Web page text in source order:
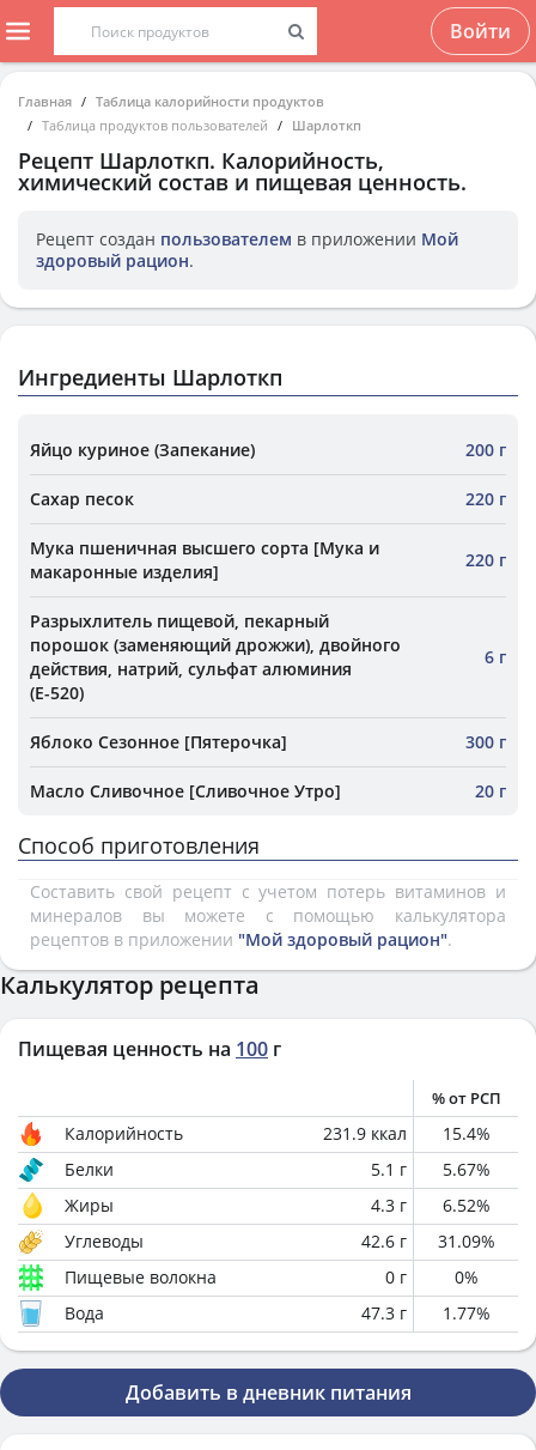
Войти
Главная
Таблица калорийности продуктов
Таблица продуктов пользователей
Шарлоткп
Рецепт Шарлоткп. Калорийность,
химический состав и пищевая ценность.
Рецепт создан пользователем в приложении Мой
здоровый рацион.
Ингредиенты Шарлоткп
Яйцо куриное (Запекание) 200 г
Сахар песок 220 г
Мука пшеничная высшего сорта [Мука и
макаронные изделия]
220 г
Разрыхлитель пищевой, пекарный
порошок (заменяющий дрожжи), двойного
действия, натрий, сульфат алюминия
(Е-520)
6 г
Яблоко Сезонное [Пятерочка] 300 г
Масло Сливочное [Сливочное Утро] 20 г
Способ приготовления
Составить свой рецепт с учетом потерь витаминов и
минералов вы можете с помощью калькулятора
рецептов в приложении "Мой здоровый рацион".
Калькулятор рецепта
Пищевая ценность на 100 г
% от РСП
Калорийность 231.9 ккал 15.4%
Белки
5.1 г 5.67%
Жиры
4.3 г 6.52%
Углеводы
42.6 г 31.09%
Пищевые волокна
0 г 0%
Вода
47.3 г 1.77%
Добавить в дневник питания